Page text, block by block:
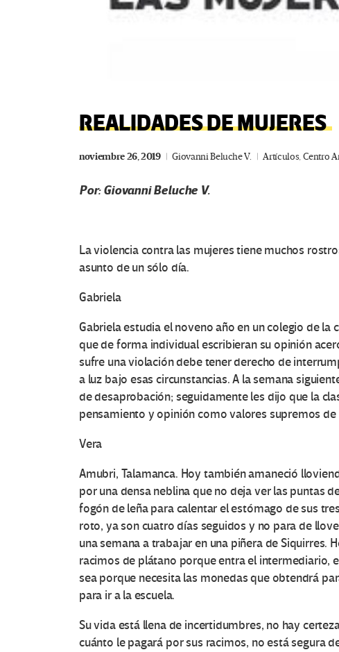
REALIDADES DE MUJERES
noviembre 26, 2019 Giovanni Beluche V. Artículos,Centro
Por: Giovanni Beluche V.
La violencia contra las mujeres tiene muchos
asunto de un sólo día.
Gabriela
Gabriela estudia el noveno año en un colegio de la
que de forma individual escribieran su opinión
sufre una violación debe tener derecho de
a luz bajo esas circunstancias. A la semana
de desaprobación; seguidamente les dijo que la
pensamiento y opinión como valores supremos
Vera
Amubri, Talamanca. Hoy también amaneció
por una densa neblina que no deja ver las puntas
fogón de leña para calentar el estómago de sus
roto, ya son cuatro días seguidos y no para de
una semana a trabajar en una piñera de Siquirres.
racimos de plátano porque entra el intermediario,
sea porque necesita las monedas que obtendrá
para ir a la escuela.
Su vida está llena de incertidumbres, no hay
cuánto le pagará por sus racimos, no está segura